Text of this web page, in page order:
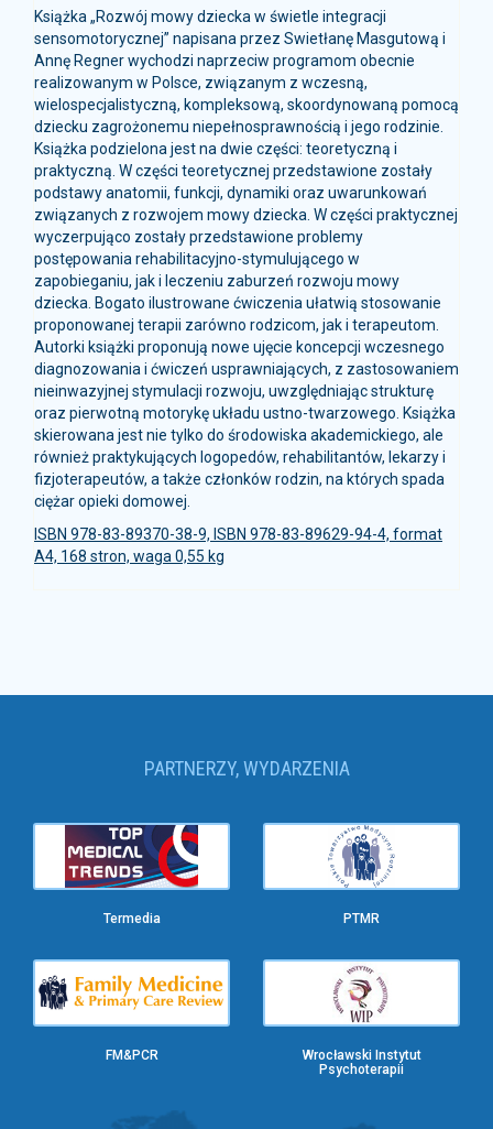
Książka „Rozwój mowy dziecka w świetle integracji
sensomotorycznej” napisana przez Swietłanę Masgutową i
Annę Regner wychodzi naprzeciw programom obecnie
realizowanym w Polsce, związanym z wczesną,
wielospecjalistyczną, kompleksową, skoordynowaną pomocą
dziecku zagrożonemu niepełnosprawnością i jego rodzinie.
Książka podzielona jest na dwie części: teoretyczną i
praktyczną. W części teoretycznej przedstawione zostały
podstawy anatomii, funkcji, dynamiki oraz uwarunkowań
związanych z rozwojem mowy dziecka. W części praktycznej
wyczerpująco zostały przedstawione problemy
postępowania rehabilitacyjno-stymulującego w
zapobieganiu, jak i leczeniu zaburzeń rozwoju mowy
dziecka. Bogato ilustrowane ćwiczenia ułatwią stosowanie
proponowanej terapii zarówno rodzicom, jak i terapeutom.
Autorki książki proponują nowe ujęcie koncepcji wczesnego
diagnozowania i ćwiczeń usprawniających, z zastosowaniem
nieinwazyjnej stymulacji rozwoju, uwzględniając strukturę
oraz pierwotną motorykę układu ustno-twarzowego. Książka
skierowana jest nie tylko do środowiska akademickiego, ale
również praktykujących logopedów, rehabilitantów, lekarzy i
fizjoterapeutów, a także członków rodzin, na których spada
ciężar opieki domowej.
ISBN 978-83-89370-38-9, ISBN 978-83-89629-94-4, format
A4, 168 stron, waga 0,55 kg
PARTNERZY, WYDARZENIA
Termedia PTMR
FM&PCR
Wrocławski Instytut
Psychoterapii